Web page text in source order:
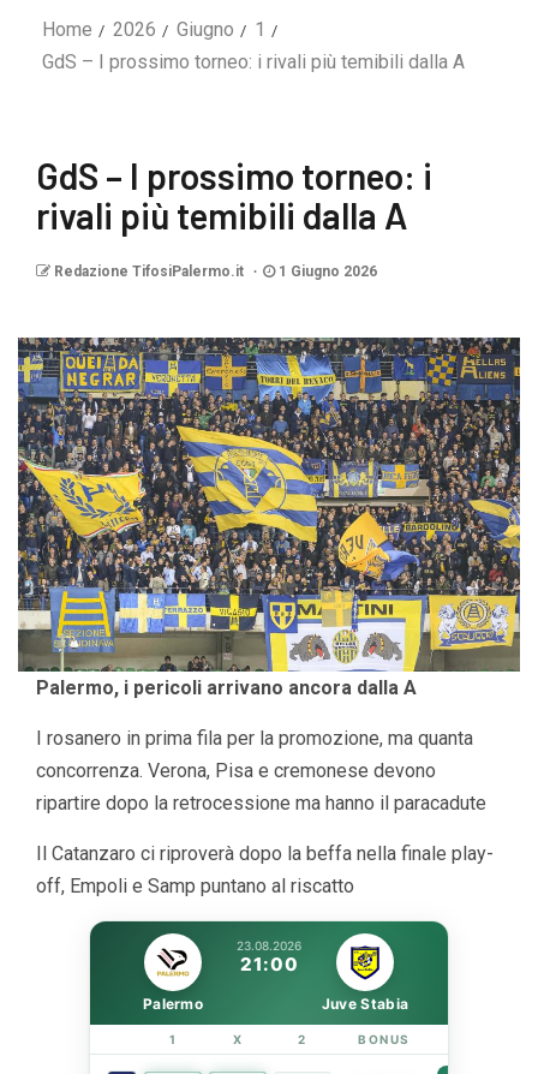
Home 2026 Giugno
1
GdS – I prossimo torneo: i rivali più temibili dalla A
GdS – I prossimo torneo: i
rivali più temibili dalla A
Redazione TifosiPalermo.it 1 Giugno 2026
Palermo, i pericoli arrivano ancora dalla A
I rosanero in prima fila per la promozione, ma quanta
concorrenza. Verona, Pisa e cremonese devono
ripartire dopo la retrocessione ma hanno il paracadute
Il Catanzaro ci riproverà dopo la beffa nella finale play-
off, Empoli e Samp puntano al riscatto
23.08.2026
21:00
Palermo Juve Stabia
1 X 2 BONUS